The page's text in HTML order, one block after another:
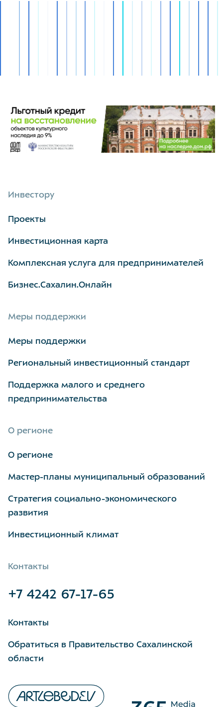
Инвестору
Проекты
Инвестиционная карта
Комплексная услуга для предпринимателей
Бизнес.Сахалин.Онлайн
Меры поддержки
Меры поддержки
Региональный инвестиционный стандарт
Поддержка малого и среднего
предпринимательства
О регионе
О регионе
Мастер-планы муниципальный образований
Стратегия социально-экономического
развития
Инвестиционный климат
Контакты
+7 4242 67-17-65
Контакты
Обратиться в Правительство Сахалинской
области